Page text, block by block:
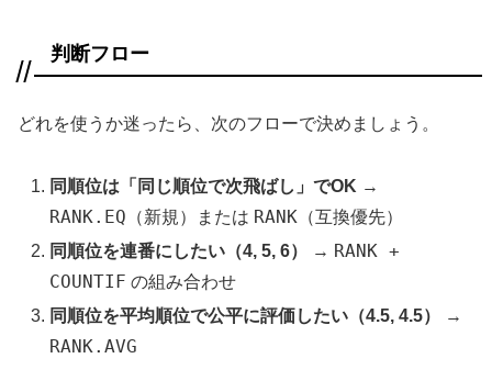
判断フロー
どれを使うか迷ったら、次のフローで決めましょう。
同順位は「同じ順位で次飛ばし」でOK →
RANK.EQ （新規）または RANK （互換優先）
同順位を連番にしたい（4, 5, 6）
→ RANK +
COUNTIF の組み合わせ
同順位を平均順位で公平に評価したい（4.5, 4.5）
→
RANK.AVG